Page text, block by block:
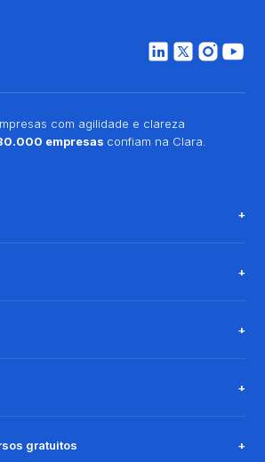
com agilidade e clareza
empresas confiam na Clara.
gratuitos